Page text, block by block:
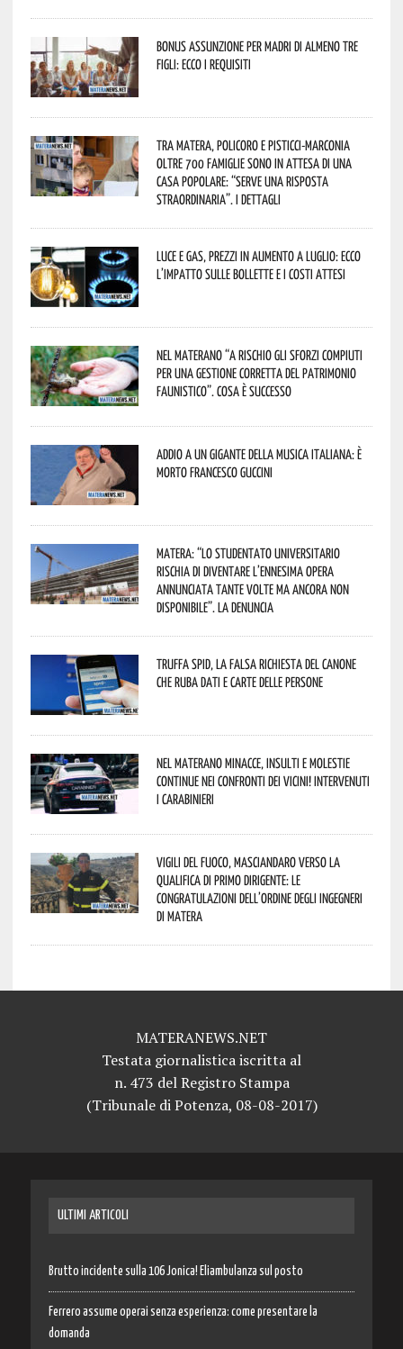
Bonus assunzione per madri di almeno tre
figli: ecco i requisiti
Tra Matera, Policoro e Pisticci-Marconia
oltre 700 famiglie sono in attesa di una
casa popolare: “serve una risposta
straordinaria”. I dettagli
Luce e gas, prezzi in aumento a luglio: ecco
l’impatto sulle bollette e i costi attesi
Nel materano “a rischio gli sforzi compiuti
per una gestione corretta del patrimonio
faunistico”. Cosa è successo
Addio a un gigante della musica italiana: è
morto Francesco Guccini
Matera: “Lo studentato universitario
rischia di diventare l’ennesima opera
annunciata tante volte ma ancora non
disponibile”. La denuncia
Truffa Spid, la falsa richiesta del canone
che ruba dati e carte delle persone
Nel materano minacce, insulti e molestie
continue nei confronti dei vicini! Intervenuti
i Carabinieri
Vigili del Fuoco, Masciandaro verso la
qualifica di Primo Dirigente: le
congratulazioni dell’Ordine degli Ingegneri
di Matera
MATERANEWS.NET
Testata giornalistica iscritta al
n. 473 del Registro Stampa
(Tribunale di Potenza, 08-08-2017)
ULTIMI ARTICOLI
Brutto incidente sulla 106 Jonica! Eliambulanza sul posto
Ferrero assume operai senza esperienza: come presentare la
domanda